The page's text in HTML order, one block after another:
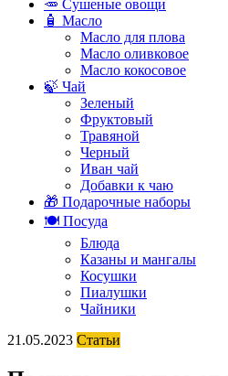
🥕 Сушеные овощи
🧴 Масло
Масло для плова
Масло оливковое
Масло кокосовое
🍃 Чай
Зеленый
Фруктовый
Травяной
Черный
Иван чай
Добавки к чаю
🎁 Подарочные наборы
🍽️ Посуда
Блюда
Казаны и мангалы
Косушки
Пиалушки
Чайники
21.05.2023 Статьи